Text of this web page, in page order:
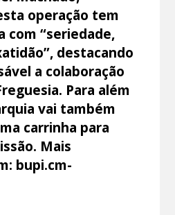
operação tem
com “seriedade,
destacando
a colaboração
Para além
vai também
carrinha para
Mais
bupi.cm-